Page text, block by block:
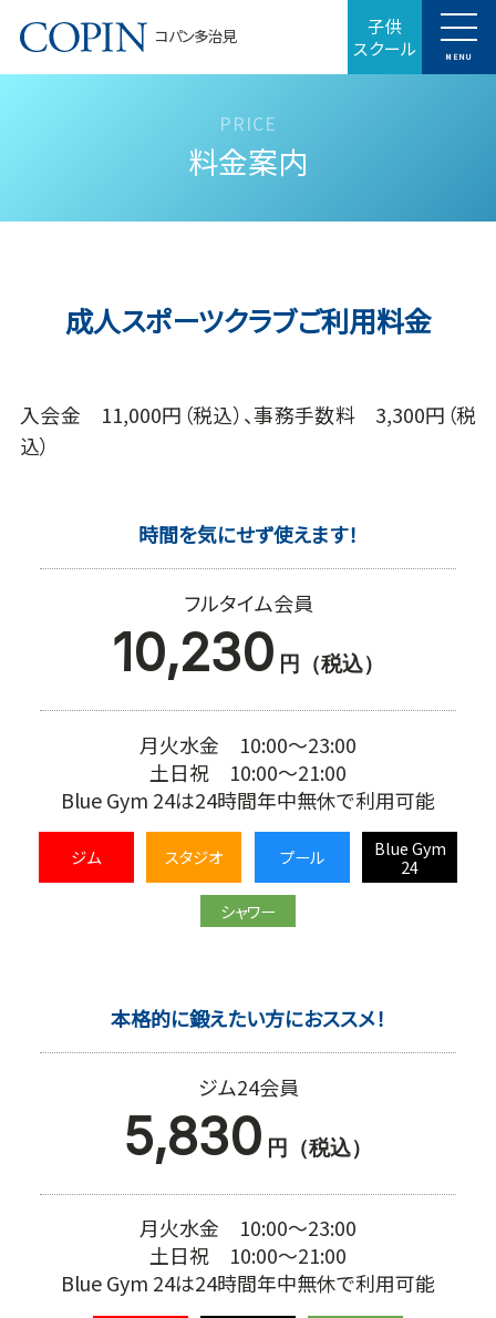
コパン多治見 子供
スクール MENU
料金案内
成人スポーツクラブご利用料金
入会金 11,000円（税込）、事務手数料 3,300円（税
込）
フルタイム会員
時間を気にせず使えます！
10,230 円（税込）
月火水金 10:00～23:00
土日祝 10:00～21:00
Blue Gym 24は24時間年中無休で利用可能
ジム スタジオ プール
Blue Gym
24
シャワー
ジム24会員
本格的に鍛えたい方におススメ！
5,830 円（税込）
月火水金 10:00～23:00
土日祝 10:00～21:00
Blue Gym 24は24時間年中無休で利用可能